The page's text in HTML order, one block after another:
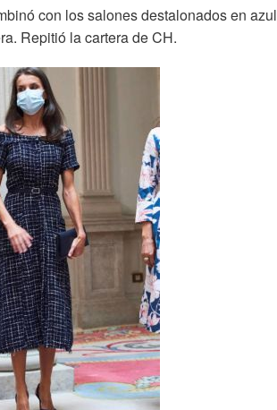
con los salones destalonados en
Repitió la cartera de CH.